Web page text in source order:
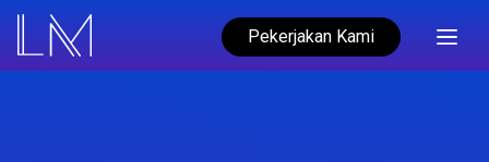
Pekerjakan Kami